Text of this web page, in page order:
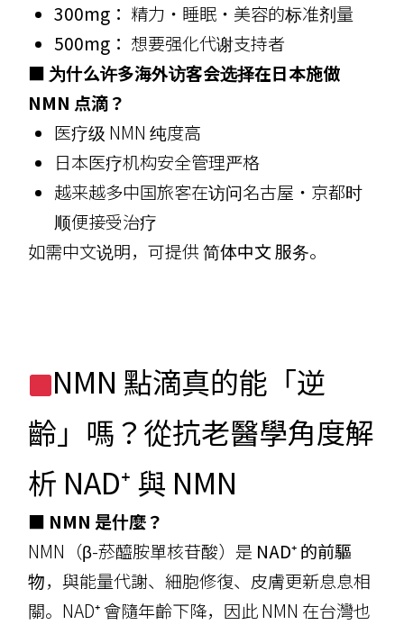
300mg： 精力・睡眠・美容的标准剂量
500mg： 想要强化代谢支持者
■ 为什么许多海外访客会选择在日本施做
NMN 点滴？
医疗级 NMN 纯度高
日本医疗机构安全管理严格
越来越多中国旅客在访问名古屋・京都时
顺便接受治疗
如需中文说明，可提供简体中文 服务。
NMN 點滴真的能「逆
齡」嗎？從抗老醫學角度解
析 NAD⁺ 與 NMN
■ NMN 是什麼？
NMN（β-菸醯胺單核苷酸）是 NAD⁺ 的前驅
物，與能量代謝、細胞修復、皮膚更新息息相
關。NAD⁺ 會隨年齡下降，因此 NMN 在台灣也